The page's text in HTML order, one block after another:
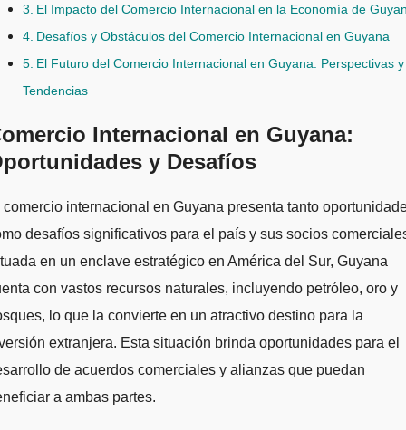
El Impacto del Comercio Internacional en la Economía de
Desafíos y Obstáculos del Comercio Internacional en Guyana
El Futuro del Comercio Internacional en Guyana: Perspectivas y
Tendencias
Internacional en Guyana:
y Desafíos
desafíos significativos para el país y sus socios
en un enclave estratégico en América del Sur, Guyana
con vastos recursos naturales, incluyendo petróleo, oro y
lo que la convierte en un atractivo destino para la
extranjera. Esta situación brinda oportunidades para el
de acuerdos comerciales y alianzas que puedan
a ambas partes.